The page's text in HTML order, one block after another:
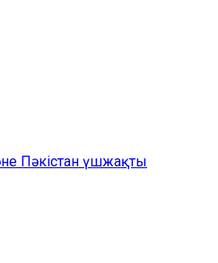
Пәкістан үшжақты